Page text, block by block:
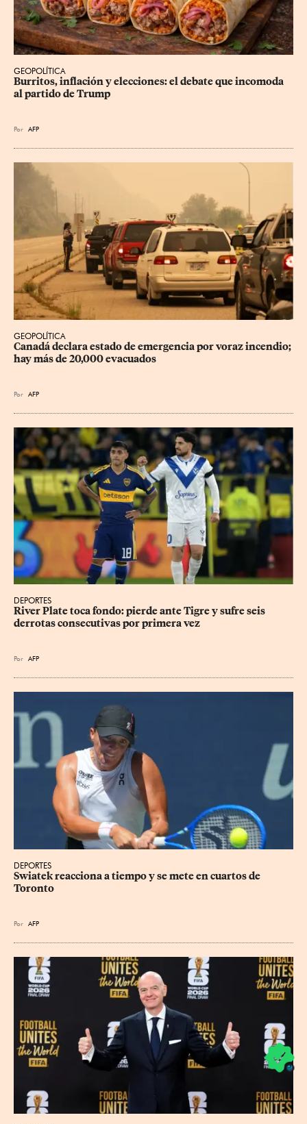
GEOPOLÍTICA
Burritos, inflación y elecciones: el debate que incomoda
al partido de Trump
Por AFP
GEOPOLÍTICA
Canadá declara estado de emergencia por voraz incendio;
hay más de 20,000 evacuados
Por AFP
DEPORTES
River Plate toca fondo: pierde ante Tigre y sufre seis
derrotas consecutivas por primera vez
Por AFP
DEPORTES
Swiatek reacciona a tiempo y se mete en cuartos de
Toronto
Por AFP